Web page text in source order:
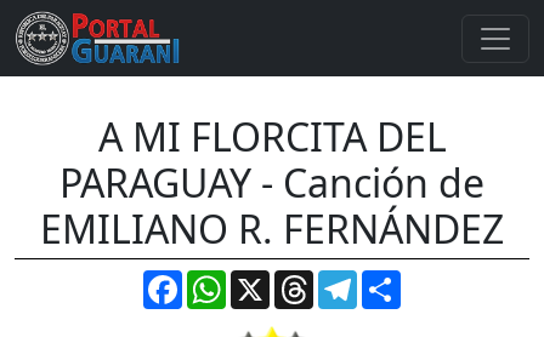
A MI FLORCITA DEL
PARAGUAY - Canción de
EMILIANO R. FERNÁNDEZ
FacebookWhatsApp
X ThreadsTelegram